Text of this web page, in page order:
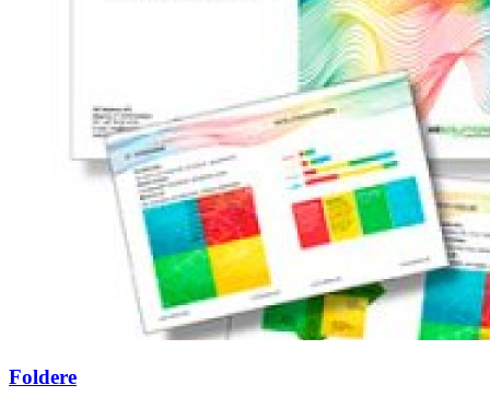
Foldere